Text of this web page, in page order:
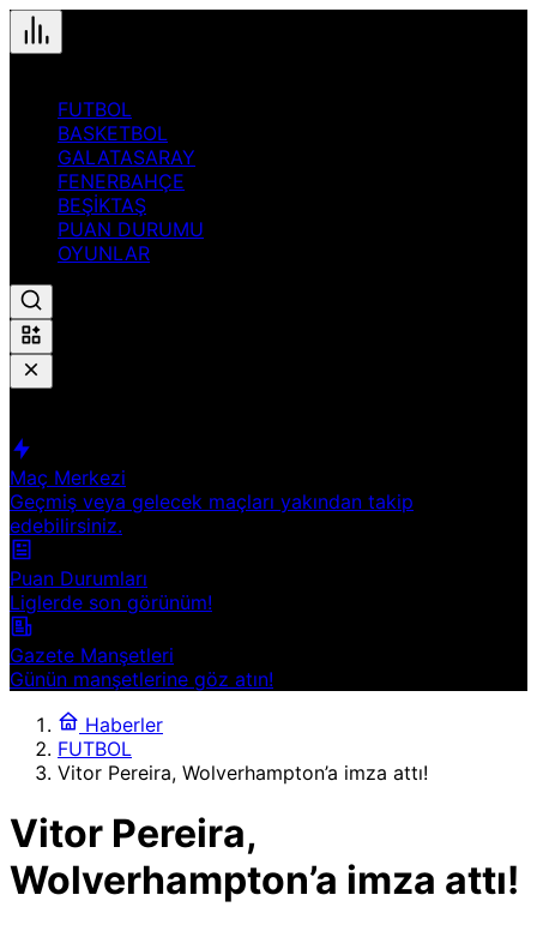
FUTBOL
BASKETBOL
GALATASARAY
FENERBAHÇE
BEŞİKTAŞ
PUAN DURUMU
OYUNLAR
Maç Merkezi
Geçmiş veya gelecek maçları yakından takip
edebilirsiniz.
Puan Durumları
Liglerde son görünüm!
Gazete Manşetleri
Günün manşetlerine göz atın!
Haberler
FUTBOL
Vitor Pereira, Wolverhampton’a imza attı!
Vitor Pereira,
Wolverhampton’a imza attı!